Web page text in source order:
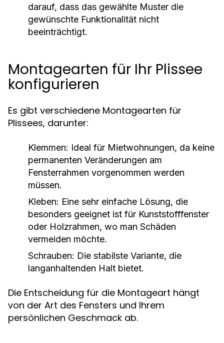
darauf, dass das gewählte Muster die
gewünschte Funktionalität nicht
beeinträchtigt.
Montagearten für Ihr Plissee
konfigurieren
Es gibt verschiedene Montagearten für
Plissees, darunter:
Klemmen: Ideal für Mietwohnungen, da keine
permanenten Veränderungen am
Fensterrahmen vorgenommen werden
müssen.
Kleben: Eine sehr einfache Lösung, die
besonders geeignet ist für Kunststofffenster
oder Holzrahmen, wo man Schäden
vermeiden möchte.
Schrauben: Die stabilste Variante, die
langanhaltenden Halt bietet.
Die Entscheidung für die Montageart hängt
von der Art des Fensters und Ihrem
persönlichen Geschmack ab.